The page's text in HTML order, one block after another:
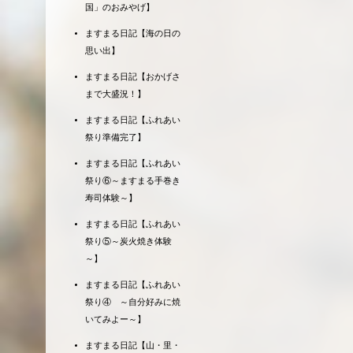
国」のおみやげ】
ますまる日記【海の日の
思い出】
ますまる日記【おかげさ
まで大盛況！】
ますまる日記【ふれあい
祭り準備完了】
ますまる日記【ふれあい
祭り⑥～ますまる手巻き
寿司体験～】
ますまる日記【ふれあい
祭り⑤～炭火焼き体験
～】
ますまる日記【ふれあい
祭り④ ～自分好みに焼
いてみよー～】
ますまる日記【山・里・